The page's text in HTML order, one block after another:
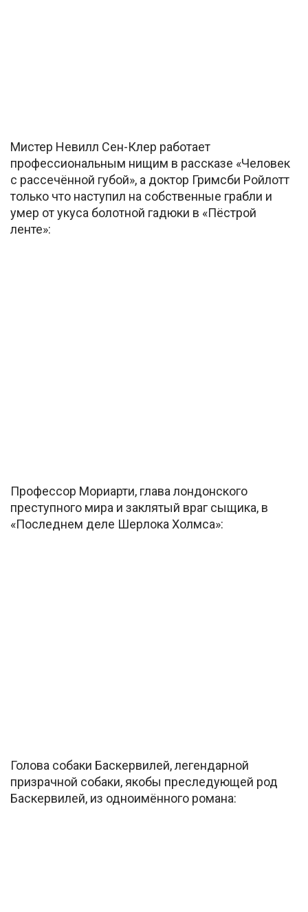
Мистер Невилл Сен-Клер работает
профессиональным нищим в рассказе «Человек
с рассечённой губой», а доктор Гримсби Ройлотт
только что наступил на собственные грабли и
умер от укуса болотной гадюки в «Пёстрой
ленте»:
Профессор Мориарти, глава лондонского
преступного мира и заклятый враг сыщика, в
«Последнем деле Шерлока Холмса»:
Голова собаки Баскервилей, легендарной
призрачной собаки, якобы преследующей род
Баскервилей, из одноимённого романа: